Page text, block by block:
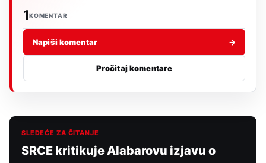
1KOMENTAR
Napiši komentar →
Pročitaj komentare
SLEDEĆE ZA ČITANJE
SRCE kritikuje Alabarovu izjavu o